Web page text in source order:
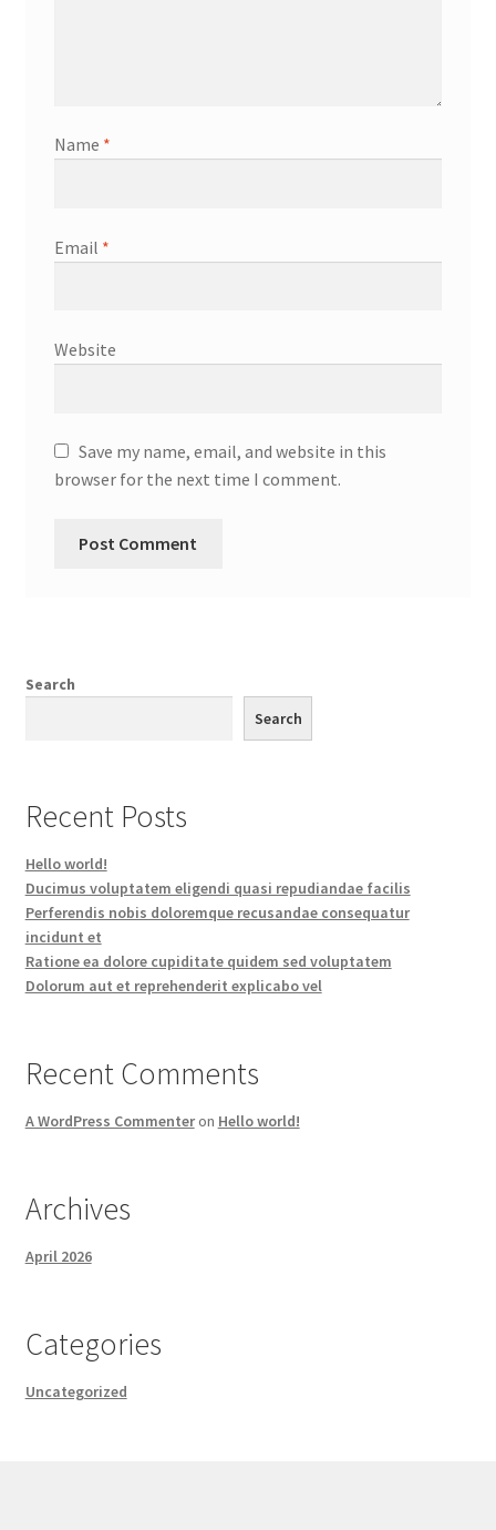
Name *
Email *
Website
Save my name, email, and website in this
browser for the next time I comment.
Search
Search
Recent Posts
Hello world!
Ducimus voluptatem eligendi quasi repudiandae facilis
Perferendis nobis doloremque recusandae consequatur
incidunt et
Ratione ea dolore cupiditate quidem sed voluptatem
Dolorum aut et reprehenderit explicabo vel
Recent Comments
A WordPress Commenteron Hello world!
Archives
April 2026
Categories
Uncategorized